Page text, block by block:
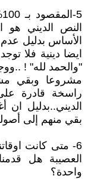
النص الديني هو
الأساس بدليل
ايضا دينية فلا
"والحمد لله" !
مشروعا وبقي
راسخة قادرة
الديني..بدليل
بقي منهم إلى
6- متى كانت
العصيبة هل
واحدة؟